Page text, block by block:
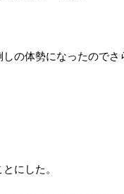
の体勢になったのでさ
にした。